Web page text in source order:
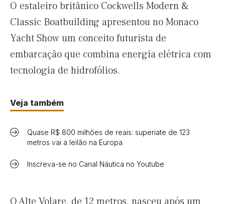
O estaleiro britânico Cockwells Modern &
Classic Boatbuilding apresentou no Monaco
Yacht Show um conceito futurista de
embarcação que combina energia elétrica com
tecnologia de hidrofólios.
Veja também
Quase R$ 800 milhões de reais: superiate de 123
metros vai a leilão na Europa
Inscreva-se no Canal Náutica no Youtube